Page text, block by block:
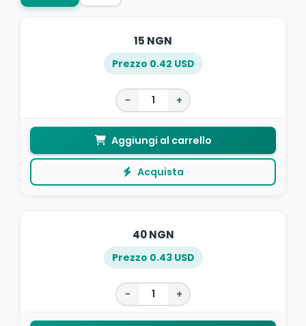
15 NGN
Prezzo 0.42 USD
− +
Aggiungi al carrello
Acquista
40 NGN
Prezzo 0.43 USD
− +